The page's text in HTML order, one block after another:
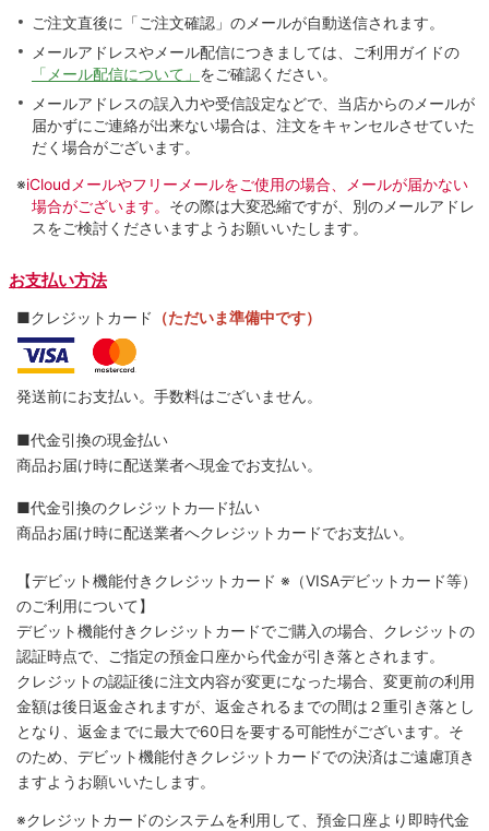
ご注文直後に「ご注文確認」のメールが自動送信されます。
メールアドレスやメール配信につきましては、ご利用ガイドの
「メール配信について」 をご確認ください。
メールアドレスの誤入力や受信設定などで、当店からのメールが
届かずにご連絡が出来ない場合は、注文をキャンセルさせていた
だく場合がございます。
※iCloudメールやフリーメールをご使用の場合、メールが届かない
場合がございます。 その際は大変恐縮ですが、別のメールアドレ
スをご検討くださいますようお願いいたします。
お支払い方法
■クレジットカード （ただいま準備中です）
発送前にお支払い。手数料はございません。
■代金引換の現金払い
商品お届け時に配送業者へ現金でお支払い。
■代金引換のクレジットカ―ド払い
商品お届け時に配送業者へクレジットカードでお支払い。
【デビット機能付きクレジットカード ※（VISAデビットカード等）
のご利用について】
デビット機能付きクレジットカードでご購入の場合、クレジットの
認証時点で、ご指定の預金口座から代金が引き落とされます。
クレジットの認証後に注文内容が変更になった場合、変更前の利用
金額は後日返金されますが、返金されるまでの間は２重引き落とし
となり、返金までに最大で60日を要する可能性がございます。そ
のため、デビット機能付きクレジットカードでの決済はご遠慮頂き
ますようお願いいたします。
※クレジットカードのシステムを利用して、預金口座より即時代金